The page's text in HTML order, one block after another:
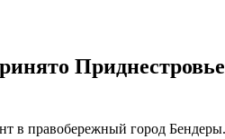
в правобережный город